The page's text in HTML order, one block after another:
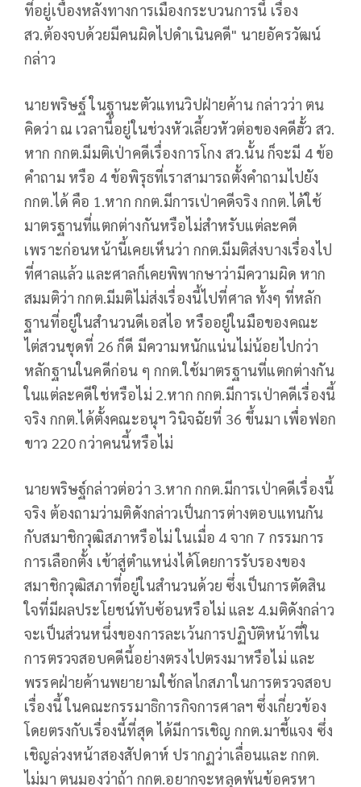
ที่อยู่เบื้องหลังทางการเมืองกระบวนการนี้ เรื่อง
สว.ต้องจบด้วยมีคนผิดไปดำเนินคดี" นายอัครวัฒน์
กล่าว
นายพริษฐ์ ในฐานะตัวแทนวิปฝ่ายค้าน กล่าวว่า ตน
คิดว่า ณ เวลานี้อยู่ในช่วงหัวเลี้ยวหัวต่อของคดีฮั้ว สว.
หาก กกต.มีมติเป่าคดีเรื่องการโกง สว.นั้น ก็จะมี 4 ข้อ
คำถาม หรือ 4 ข้อพิรุธที่เราสามารถตั้งคำถามไปยัง
กกต.ได้ คือ 1.หาก กกต.มีการเป่าคดีจริง กกต.ได้ใช้
มาตรฐานที่แตกต่างกันหรือไม่สำหรับแต่ละคดี
เพราะก่อนหน้านี้เคยเห็นว่า กกต.มีมติส่งบางเรื่องไป
ที่ศาลแล้ว และศาลก็เคยพิพากษาว่ามีความผิด หาก
สมมติว่า กกต.มีมติไม่ส่งเรื่องนี้ไปที่ศาล ทั้งๆ ที่หลัก
ฐานที่อยู่ในสำนวนดีเอสไอ หรืออยู่ในมือของคณะ
ไต่สวนชุดที่ 26 ก็ดี มีความหนักแน่นไม่น้อยไปกว่า
หลักฐานในคดีก่อน ๆ กกต.ใช้มาตรฐานที่แตกต่างกัน
ในแต่ละคดีใช่หรือไม่ 2.หาก กกต.มีการเป่าคดีเรื่องนี้
จริง กกต.ได้ตั้งคณะอนุฯ วินิจฉัยที่ 36 ขึ้นมา เพื่อฟอก
ขาว 220 กว่าคนนี้หรือไม่
นายพริษฐ์กล่าวต่อว่า 3.หาก กกต.มีการเป่าคดีเรื่องนี้
จริง ต้องถามว่ามติดังกล่าวเป็นการต่างตอบแทนกัน
กับสมาชิกวุฒิสภาหรือไม่ ในเมื่อ 4 จาก 7 กรรมการ
การเลือกตั้ง เข้าสู่ตำแหน่งได้โดยการรับรองของ
สมาชิกวุฒิสภาที่อยู่ในสำนวนด้วย ซึ่งเป็นการตัดสิน
ใจที่มีผลประโยชน์ทับซ้อนหรือไม่ และ 4.มติดังกล่าว
จะเป็นส่วนหนึ่งของการละเว้นการปฏิบัติหน้าที่ใน
การตรวจสอบคดีนี้อย่างตรงไปตรงมาหรือไม่ และ
พรรคฝ่ายค้านพยายามใช้กลไกสภาในการตรวจสอบ
เรื่องนี้ ในคณะกรรมาธิการกิจการศาลฯ ซึ่งเกี่ยวข้อง
โดยตรงกับเรื่องนี้ที่สุด ได้มีการเชิญ กกต.มาชี้แจง ซึ่ง
เชิญล่วงหน้าสองสัปดาห์ ปรากฏว่าเลื่อนและ กกต.
ไม่มา ตนมองว่าถ้า กกต.อยากจะหลุดพ้นข้อครหา